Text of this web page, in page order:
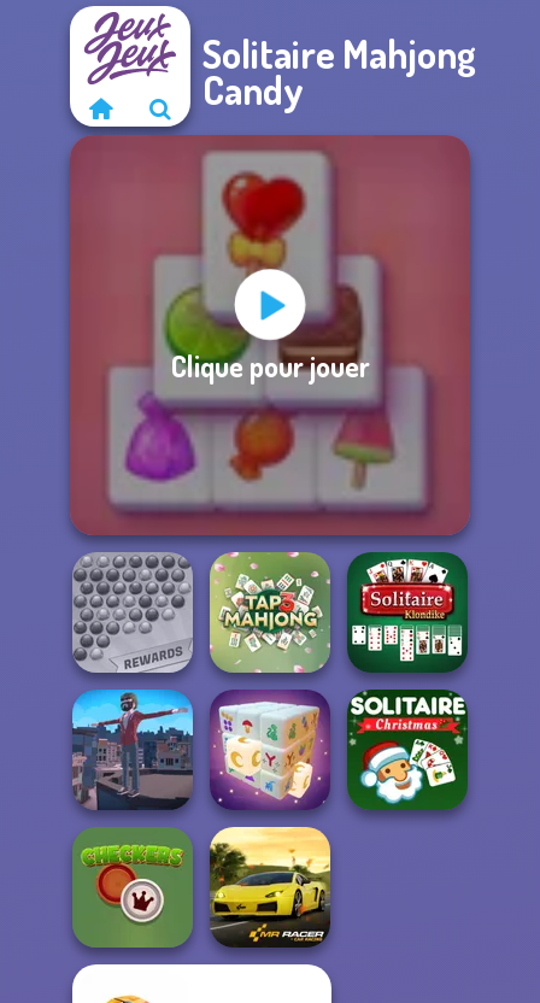
Solitaire Mahjong
Candy
Clique pour jouer
Bubble Shooter
Extreme
Tap 3 Mahjong
Solitaire
Klondike
Backflip Maniac Mystic Mahjong